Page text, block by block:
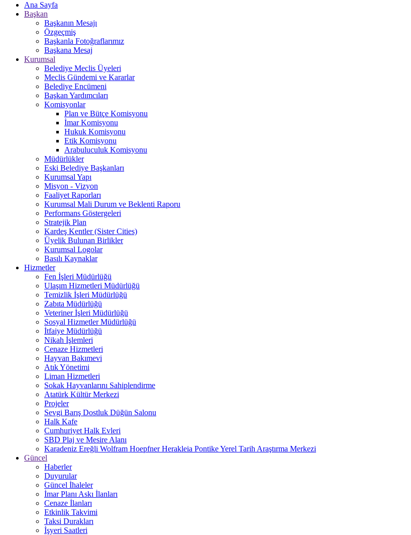
Ana Sayfa
Başkan
Başkanın Mesajı
Özgeçmiş
Başkanla Fotoğraflarımız
Başkana Mesaj
Kurumsal
Belediye Meclis Üyeleri
Meclis Gündemi ve Kararlar
Belediye Encümeni
Başkan Yardımcıları
Komisyonlar
Plan ve Bütçe Komisyonu
İmar Komisyonu
Hukuk Komisyonu
Etik Komisyonu
Arabuluculuk Komisyonu
Müdürlükler
Eski Belediye Başkanları
Kurumsal Yapı
Misyon - Vizyon
Faaliyet Raporları
Kurumsal Mali Durum ve Beklenti Raporu
Performans Göstergeleri
Stratejik Plan
Kardeş Kentler (Sister Cities)
Üyelik Bulunan Birlikler
Kurumsal Logolar
Basılı Kaynaklar
Hizmetler
Fen İşleri Müdürlüğü
Ulaşım Hizmetleri Müdürlüğü
Temizlik İşleri Müdürlüğü
Zabıta Müdürlüğü
Veteriner İşleri Müdürlüğü
Sosyal Hizmetler Müdürlüğü
İtfaiye Müdürlüğü
Nikah İşlemleri
Cenaze Hizmetleri
Hayvan Bakımevi
Atık Yönetimi
Liman Hizmetleri
Sokak Hayvanlarını Sahiplendirme
Atatürk Kültür Merkezi
Projeler
Sevgi Barış Dostluk Düğün Salonu
Halk Kafe
Cumhuriyet Halk Evleri
SBD Plaj ve Mesire Alanı
Karadeniz Ereğli Wolfram Hoepfner Herakleia Pontike Yerel Tarih Araştırma Merkezi
Güncel
Haberler
Duyurular
Güncel İhaleler
İmar Planı Askı İlanları
Cenaze İlanları
Etkinlik Takvimi
Taksi Durakları
İşyeri Saatleri